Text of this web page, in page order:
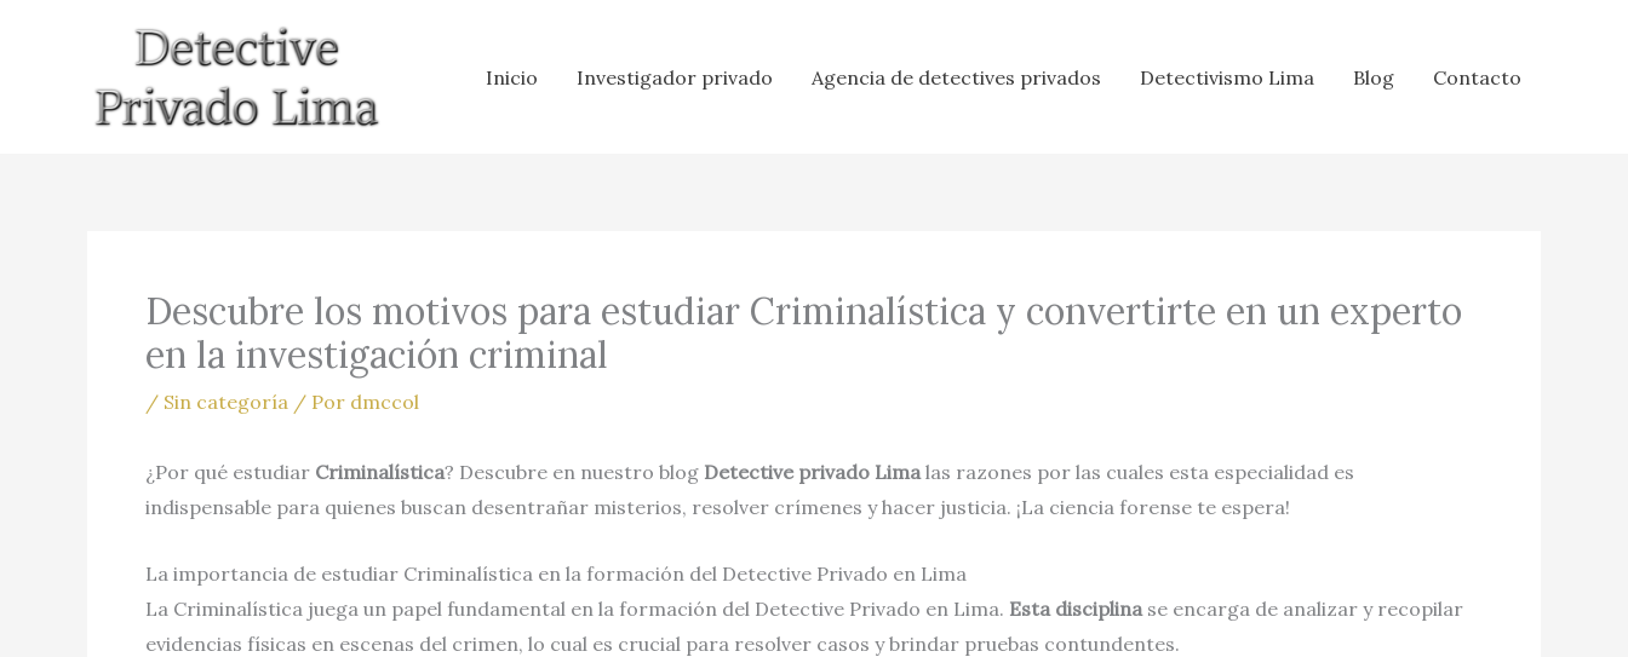
Inicio Investigador privado Agencia de detectives privados Detectivismo Lima Blog Contacto
Descubre los motivos para estudiar Criminalística y convertirte en un experto
en la investigación criminal
/ Sin categoría / Por dmccol
¿Por qué estudiar Criminalística? Descubre en nuestro blog Detective privado Limalas razones por las cuales esta especialidad es
indispensable para quienes buscan desentrañar misterios, resolver crímenes y hacer justicia. ¡La ciencia forense te espera!
La importancia de estudiar Criminalística en la formación del Detective Privado en Lima
La Criminalística juega un papel fundamental en la formación del Detective Privado en Lima. Esta disciplina se encarga de analizar y recopilar
evidencias físicas en escenas del crimen, lo cual es crucial para resolver casos y brindar pruebas contundentes.